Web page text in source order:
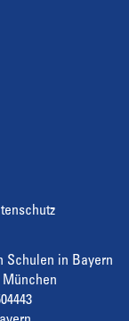
Schulen in Bayern
München